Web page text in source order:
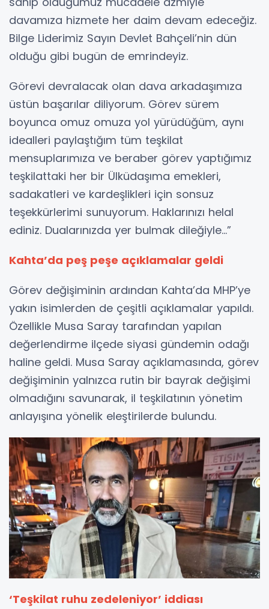
davamıza hizmete her daim devam edeceğiz.
Bilge Liderimiz Sayın Devlet Bahçeli’nin dün
olduğu gibi bugün de emrindeyiz.
Görevi devralacak olan dava arkadaşımıza
üstün başarılar diliyorum. Görev sürem
boyunca omuz omuza yol yürüdüğüm, aynı
idealleri paylaştığım tüm teşkilat
mensuplarımıza ve beraber görev yaptığımız
teşkilattaki her bir Ülküdaşıma emekleri,
sadakatleri ve kardeşlikleri için sonsuz
teşekkürlerimi sunuyorum. Haklarınızı helal
ediniz. Dualarınızda yer bulmak dileğiyle...”
Kahta’da peş peşe açıklamalar geldi
Görev değişiminin ardından Kahta’da MHP’ye
yakın isimlerden de çeşitli açıklamalar yapıldı.
Özellikle Musa Saray tarafından yapılan
değerlendirme ilçede siyasi gündemin odağı
haline geldi. Musa Saray açıklamasında, görev
değişiminin yalnızca rutin bir bayrak değişimi
olmadığını savunarak, il teşkilatının yönetim
anlayışına yönelik eleştirilerde bulundu.
‘Teşkilat ruhu zedeleniyor’ iddiası